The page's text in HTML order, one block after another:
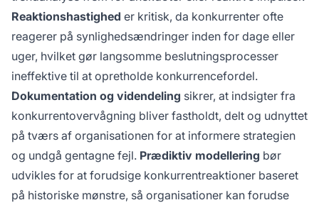
Reaktionshastighed er kritisk, da konkurrenter ofte
reagerer på synlighedsændringer inden for dage eller
uger, hvilket gør langsomme beslutningsprocesser
ineffektive til at opretholde konkurrencefordel.
Dokumentation og videndeling sikrer, at indsigter fra
konkurrentovervågning bliver fastholdt, delt og udnyttet
på tværs af organisationen for at informere strategien
og undgå gentagne fejl. Prædiktiv modellering bør
udvikles for at forudsige konkurrentreaktioner baseret
på historiske mønstre, så organisationer kan forudse